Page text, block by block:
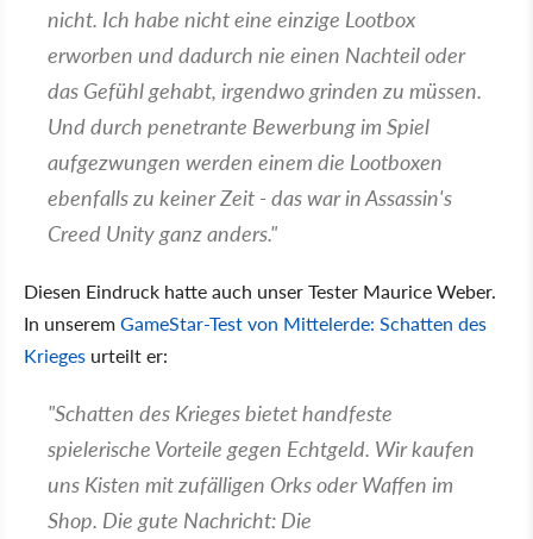
nicht. Ich habe nicht eine einzige Lootbox
erworben und dadurch nie einen Nachteil oder
das Gefühl gehabt, irgendwo grinden zu müssen.
Und durch penetrante Bewerbung im Spiel
aufgezwungen werden einem die Lootboxen
ebenfalls zu keiner Zeit - das war in Assassin's
Creed Unity ganz anders."
Diesen Eindruck hatte auch unser Tester Maurice Weber.
In unseremGameStar-Test von Mittelerde: Schatten des
Krieges urteilt er:
"Schatten des Krieges bietet handfeste
spielerische Vorteile gegen Echtgeld. Wir kaufen
uns Kisten mit zufälligen Orks oder Waffen im
Shop. Die gute Nachricht: Die